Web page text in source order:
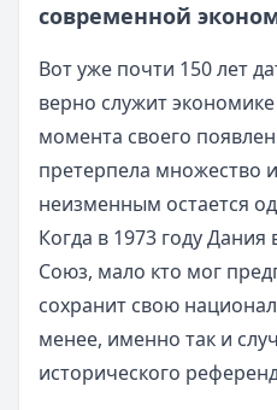
современной
Вот уже почти 150 лет
верно служит
момента своего
претерпела множество
неизменным остается
Когда в 1973 году Дания
Союз, мало кто мог
сохранит свою
менее, именно так и
исторического